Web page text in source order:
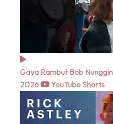
Gaya Rambut Bob
2026
YouTube Shorts